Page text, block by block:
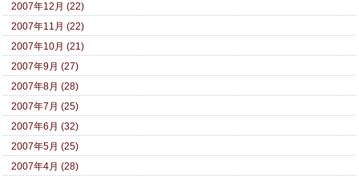
2007年12月 (22)
2007年11月 (22)
2007年10月 (21)
2007年9月 (27)
2007年8月 (28)
2007年7月 (25)
2007年6月 (32)
2007年5月 (25)
2007年4月 (28)